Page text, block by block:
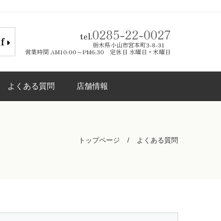
tel.0285-22-0027
栃木県小山市宮本町3-8-31
営業時間 AM10:00～PM6:30 定休日 水曜日・木曜日
よくある質問 店舗情報
トップページ よくある質問